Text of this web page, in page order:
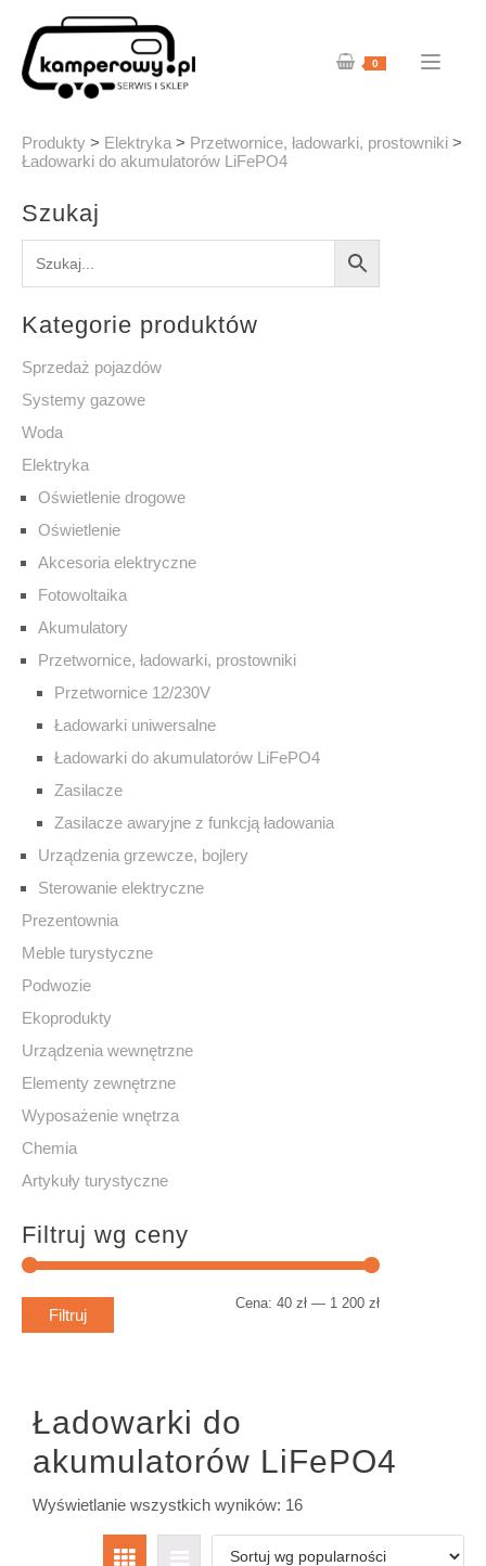
content
0
Produkty > Elektryka > Przetwornice, ładowarki, prostowniki >
Ładowarki do akumulatorów LiFePO4
Ładowarki do
akumulatorów LiFePO4
Wyświetlanie wszystkich wyników: 16Posortowane
popularności
Szukaj
Kategorie produktów
Sprzedaż pojazdów
Systemy gazowe
Woda
Elektryka
Oświetlenie drogowe
Oświetlenie
Akcesoria elektryczne
Fotowoltaika
Akumulatory
Przetwornice, ładowarki, prostowniki
Przetwornice 12/230V
Ładowarki uniwersalne
Ładowarki do akumulatorów LiFePO4
Zasilacze
Zasilacze awaryjne z funkcją ładowania
Urządzenia grzewcze, bojlery
Sterowanie elektryczne
Prezentownia
Meble turystyczne
Podwozie
Ekoprodukty
Urządzenia wewnętrzne
Elementy zewnętrzne
Wyposażenie wnętrza
Chemia
Artykuły turystyczne
Filtruj wg ceny
C
a
i
C
a
a
Filtruj
Cena: 40 zł — 1 200 zł